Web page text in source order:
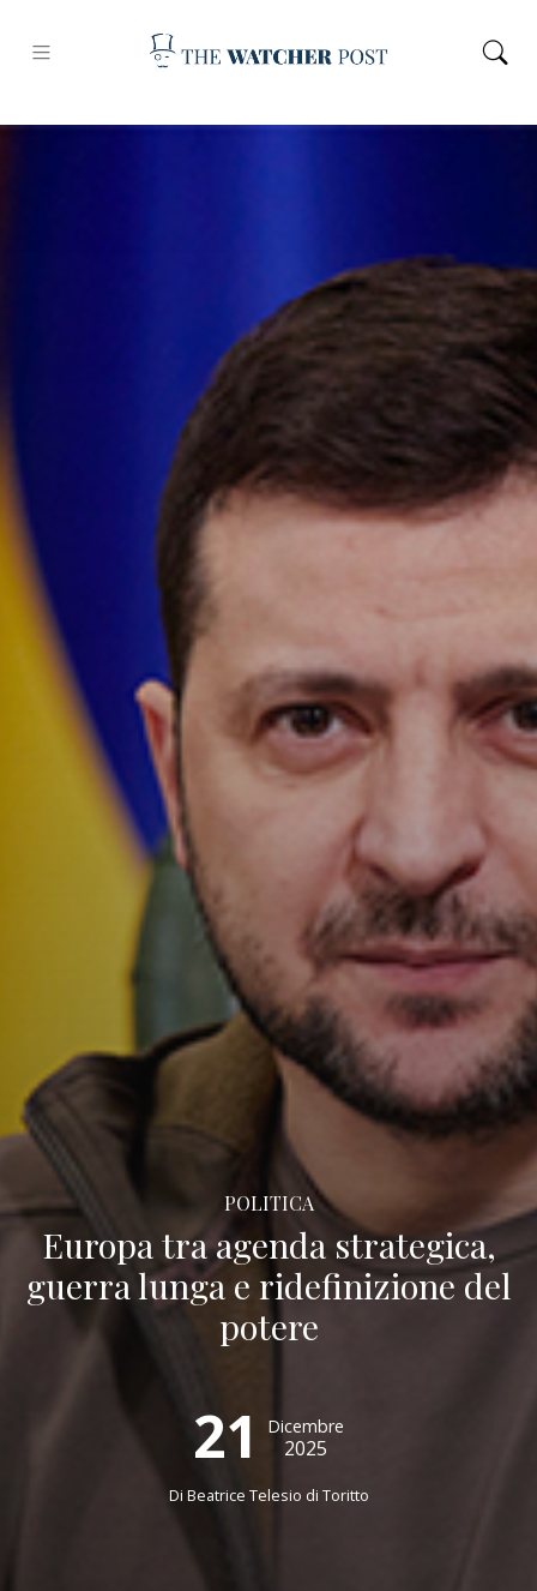
POLITICA
Europa tra agenda strategica,
guerra lunga e ridefinizione del
potere
21 Dicembre
2025
Di Beatrice Telesio di Toritto